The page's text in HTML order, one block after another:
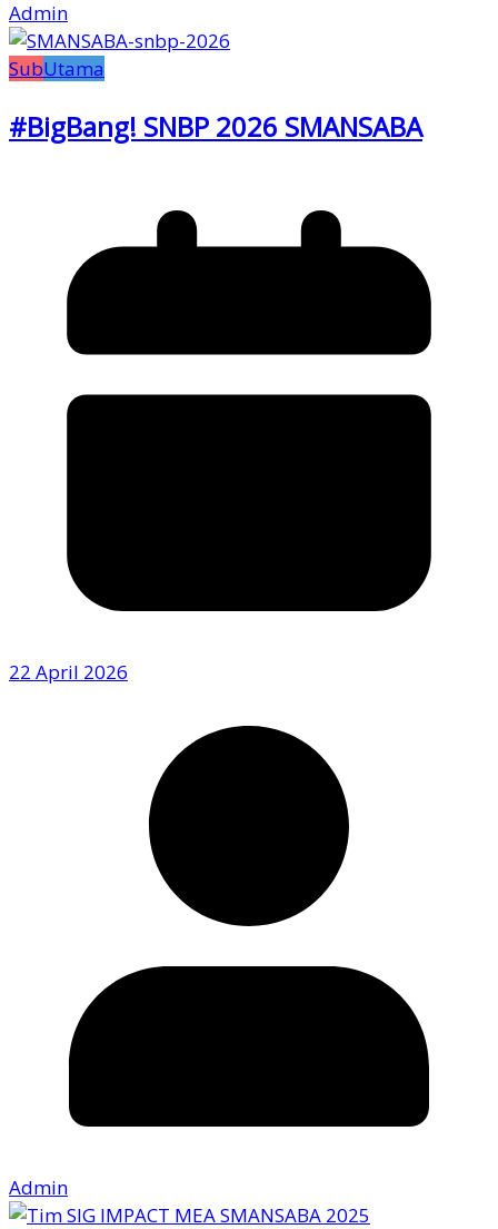
Admin
SubUtama
#BigBang! SNBP 2026 SMANSABA
22 April 2026
Admin